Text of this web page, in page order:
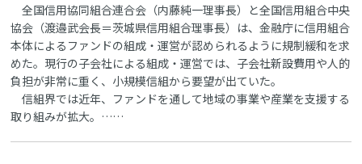
全国信用協同組合連合会（内藤純一理事長）と全国信用組合中央
協会（渡邉武会長＝茨城県信用組合理事長）は、金融庁に信用組合
本体によるファンドの組成・運営が認められるように規制緩和を求
めた。現行の子会社による組成・運営では、子会社新設費用や人的
負担が非常に重く、小規模信組から要望が出ていた。
信組界では近年、ファンドを通して地域の事業や産業を支援する
取り組みが拡大。……